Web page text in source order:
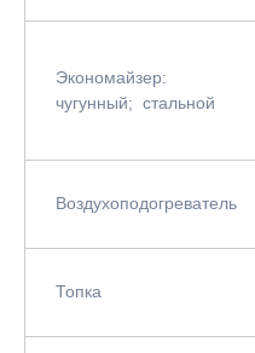
Экономайзер:
чугунный; стальной
Воздухоподогреватель
Топка